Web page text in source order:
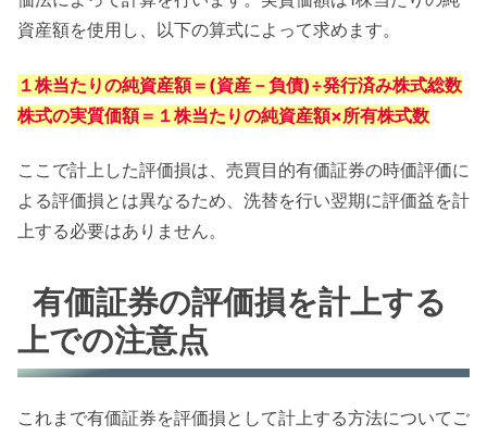
資産額を使用し、以下の算式によって求めます。
１株当たりの純資産額＝(資産－負債)÷発行済み株式総数
株式の実質価額＝１株当たりの純資産額×所有株式数
ここで計上した評価損は、売買目的有価証券の時価評価に
よる評価損とは異なるため、洗替を行い翌期に評価益を計
上する必要はありません。
有価証券の評価損を計上する
上での注意点
これまで有価証券を評価損として計上する方法についてご